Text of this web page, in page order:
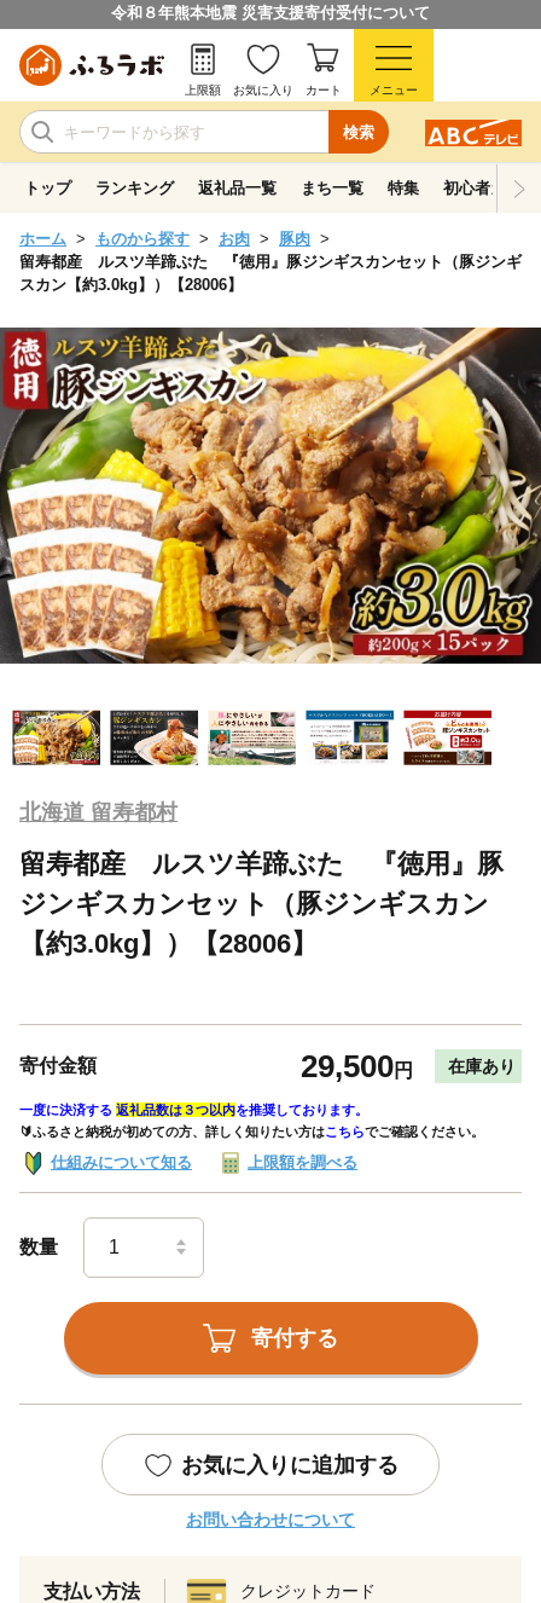
令和８年熊本地震 災害支援寄付受付について
検索
上限額 お気に入り カート メニュー
トップ ランキング 返礼品一覧 まち一覧 特集 初心者ガイド
ホーム ものから探す お肉
豚肉
留寿都産 ルスツ羊蹄ぶた 『徳用』豚ジンギスカンセット（豚ジンギ
スカン【約3.0kg】）【28006】
北海道 留寿都村
留寿都産 ルスツ羊蹄ぶた 『徳用』豚
ジンギスカンセット（豚ジンギスカン
【約3.0kg】）【28006】
寄付金額 29,500円 在庫あり
一度に決済する 返礼品数は３つ以内を推奨しております。
🔰ふるさと納税が初めての方、詳しく知りたい方はこちらでご確認ください。
仕組みについて知る 上限額を調べる
数量
寄付する
お気に入りに追加する
お問い合わせについて
支払い方法 クレジットカード